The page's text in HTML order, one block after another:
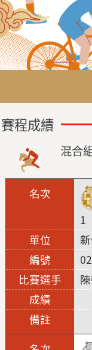
賽程成績
混合
1